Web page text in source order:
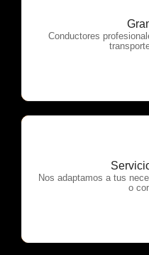
Conductores
OTP
Nos adaptamos a tus
o
OTP